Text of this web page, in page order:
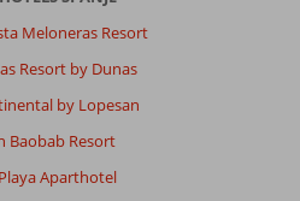
Meloneras Resort
Resort by Dunas
by Lopesan
Baobab Resort
Aparthotel